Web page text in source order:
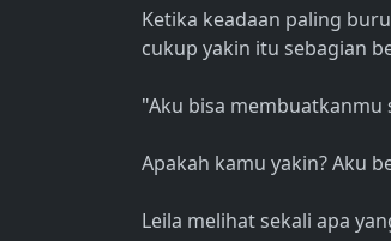
Ketika keadaan paling
cukup yakin itu sebagian
"Aku bisa membuatkanmu
Apakah kamu yakin? Aku
Leila melihat sekali apa